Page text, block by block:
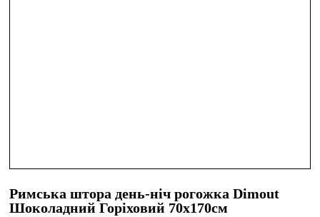
Римська штора день-нiч рогожка Dimout
Шоколадний Горіховий 70х170см